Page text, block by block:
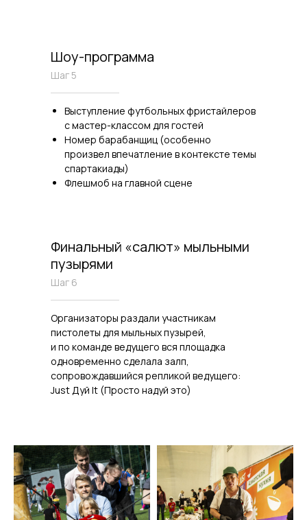
Шоу-программа
Шаг 5
Выступление футбольных фристайлеров
с мастер-классом для гостей
Номер барабанщиц (особенно
произвел впечатление в контексте темы
спартакиады)
Флешмоб на главной сцене
Финальный «салют» мыльными
пузырями
Шаг 6
Организаторы раздали участникам
пистолеты для мыльных пузырей,
и по команде ведущего вся площадка
одновременно сделала залп,
сопровождавшийся репликой ведущего:
Just Дуй It (Просто надуй это)